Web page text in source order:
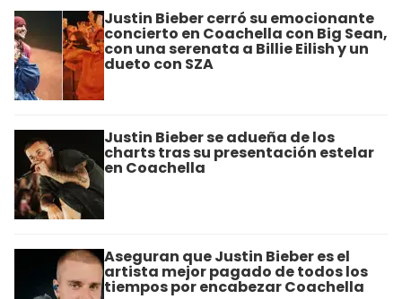
Justin Bieber cerró su emocionante
concierto en Coachella con Big Sean,
con una serenata a Billie Eilish y un
dueto con SZA
Justin Bieber se adueña de los
charts tras su presentación estelar
en Coachella
Aseguran que Justin Bieber es el
artista mejor pagado de todos los
tiempos por encabezar Coachella